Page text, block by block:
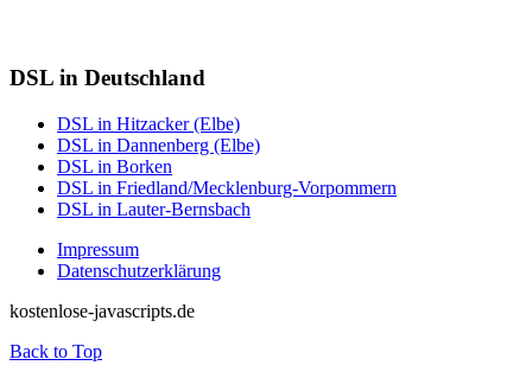
DSL in Deutschland
DSL in Hitzacker (Elbe)
DSL in Dannenberg (Elbe)
DSL in Borken
DSL in Friedland/Mecklenburg-Vorpommern
DSL in Lauter-Bernsbach
Impressum
Datenschutzerklärung
kostenlose-javascripts.de
Back to Top